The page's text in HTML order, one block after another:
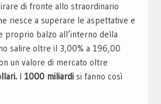
di fronte allo straordinario
riesce a superare le aspettative e
proprio balzo all’interno della
salire oltre il 3,00% a 196,00
un valore di mercato oltre
I 1000 miliardisi fanno così